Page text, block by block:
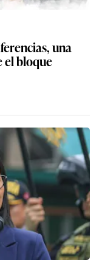
una
el bloque